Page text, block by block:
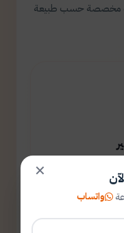
مخصصة حسب طبيعة
✕
واتساب